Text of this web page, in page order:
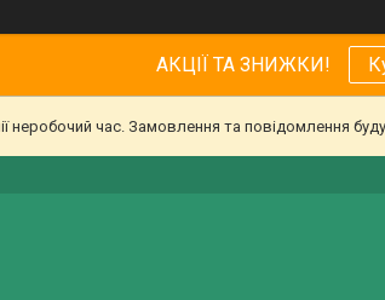
АКЦІЇ ТА ЗНИЖКИ!
неробочий час. Замовлення та повідомлення